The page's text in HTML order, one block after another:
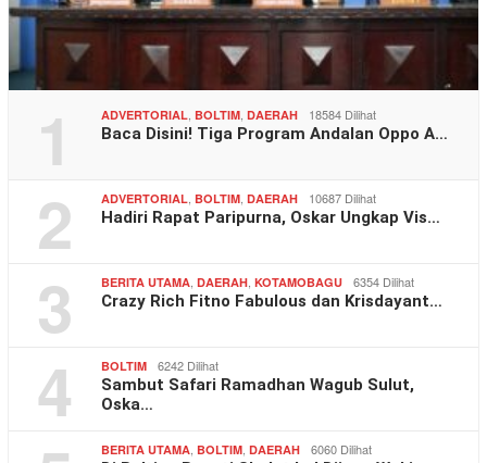
1 ADVERTORIAL BOLTIM DAERAH 18584 Dilihat
Baca Disini! Tiga Program Andalan Oppo A…
2 ADVERTORIAL BOLTIM DAERAH 10687 Dilihat
Hadiri Rapat Paripurna, Oskar Ungkap Vis…
3 BERITA UTAMA DAERAH KOTAMOBAGU 6354 Dilihat
Crazy Rich Fitno Fabulous dan Krisdayant…
4 BOLTIM 6242 Dilihat
Sambut Safari Ramadhan Wagub Sulut,
Oska…
BERITA UTAMA BOLTIM DAERAH 6060 Dilihat